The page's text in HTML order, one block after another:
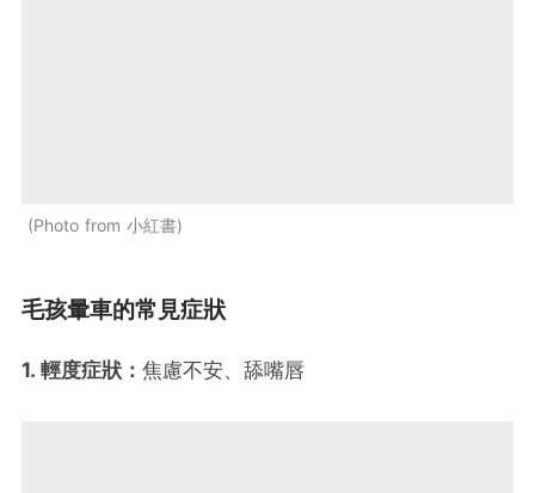
Photo from 小紅書
毛孩暈車的常見症狀
1. 輕度症狀： 焦慮不安、舔嘴唇